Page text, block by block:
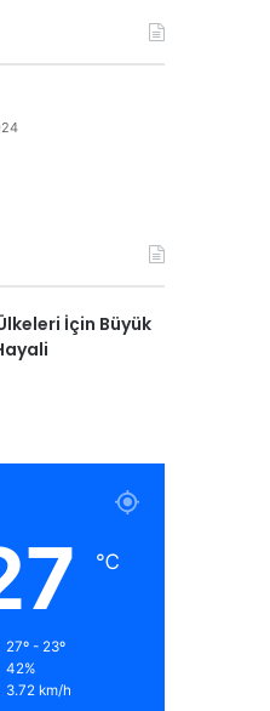
İçin Büyük
℃
27º - 23º
42%
3.72 km/h